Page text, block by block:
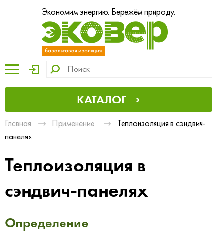
Экономим энергию. Бережём природу.
КАТАЛОГ
Главная Применение
Теплоизоляция в сэндвич-
панелях
Теплоизоляция в
сэндвич-панелях
Определение